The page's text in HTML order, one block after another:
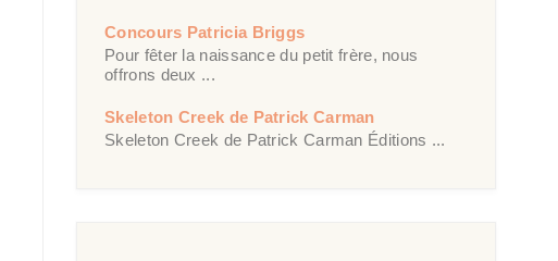
Concours Patricia Briggs
Pour fêter la naissance du petit frère, nous
offrons deux ...
Skeleton Creek de Patrick Carman
Skeleton Creek de Patrick Carman Éditions ...